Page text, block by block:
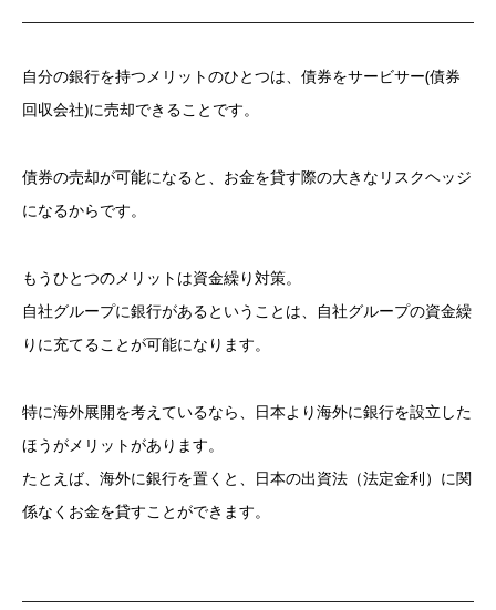
自分の銀行を持つメリットのひとつは、債券をサービサー(債券
回収会社)に売却できることです。
債券の売却が可能になると、お金を貸す際の大きなリスクヘッジ
になるからです。
もうひとつのメリットは資金繰り対策。
自社グループに銀行があるということは、自社グループの資金繰
りに充てることが可能になります。
特に海外展開を考えているなら、日本より海外に銀行を設立した
ほうがメリットがあります。
たとえば、海外に銀行を置くと、日本の出資法（法定金利）に関
係なくお金を貸すことができます。